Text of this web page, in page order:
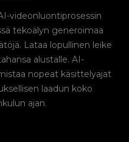
videonluontiprosessin
tekoälyn generoimaa
Lataa lopullinen leike
alustalle. AI-
nopeat käsittelyajat
laadun koko
ajan.